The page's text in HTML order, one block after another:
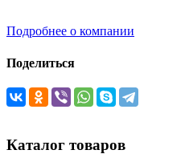
Подробнее о компании
Поделиться
Каталог товаров